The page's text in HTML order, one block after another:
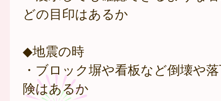
どの目印はあるか
◆地震の時
・ブロック塀や看板など倒壊や
険はあるか